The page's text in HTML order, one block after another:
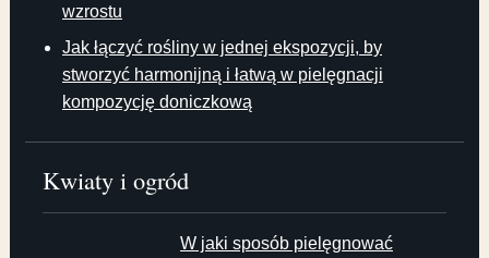
wzrostu
Jak łączyć rośliny w jednej ekspozycji, by
stworzyć harmonijną i łatwą w pielęgnacji
kompozycję doniczkową
Kwiaty i ogród
W jaki sposób pielęgnować